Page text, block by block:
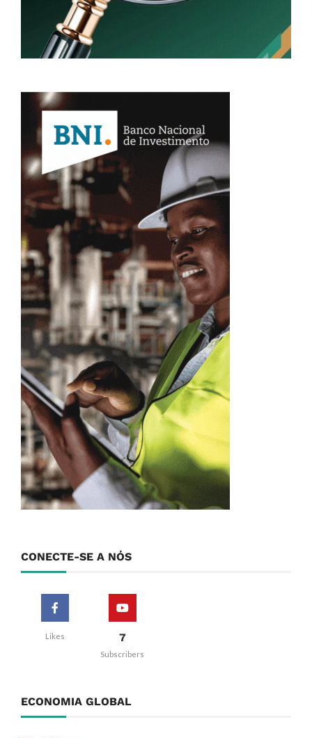
CONECTE-SE A NÓS
Likes 7
Subscribers
ECONOMIA GLOBAL